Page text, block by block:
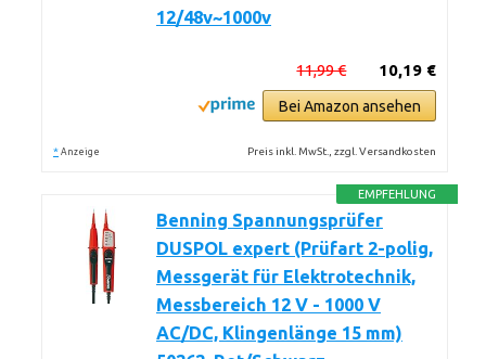
12/48v~1000v
10,19 €
11,99 €
Bei Amazon ansehen
* Anzeige Preis inkl. MwSt., zzgl. Versandkosten
EMPFEHLUNG
Benning Spannungsprüfer
DUSPOL expert (Prüfart 2-polig,
Messgerät für Elektrotechnik,
Messbereich 12 V - 1000 V
AC/DC, Klingenlänge 15 mm)